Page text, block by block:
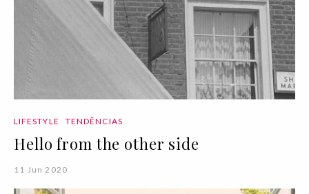
LIFESTYLE TENDÊNCIAS
Hello from the other side
11 Jun 2020